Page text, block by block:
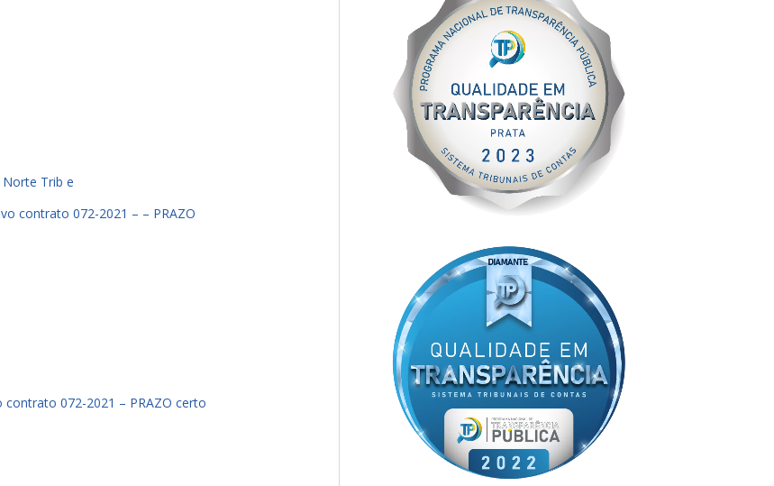
Trib e
contrato 072-2021 – – PRAZO
contrato 072-2021 – PRAZO certo